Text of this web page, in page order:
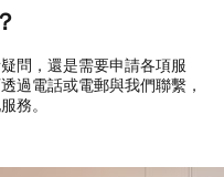
問，還是需要申請各項服
過電話或電郵與我們聯繫，
務。